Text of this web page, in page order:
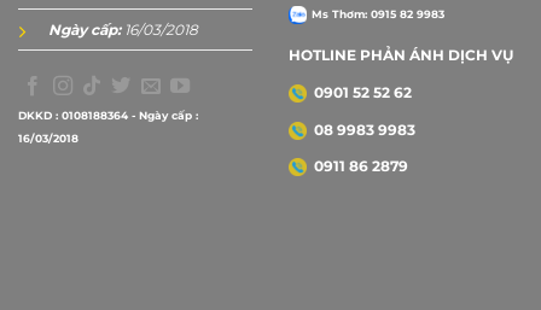
Ngày cấp:16/03/2018
DKKD : 0108188364 - Ngày cấp :
16/03/2018
Ms Thơm: 0915 82 9983
HOTLINE PHẢN ÁNH DỊCH VỤ
0901 52 52 62
08 9983 9983
0911 86 2879